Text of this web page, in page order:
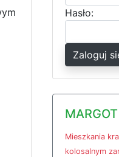
Hasło:
Zaloguj
Mieszkania
kolosalnym